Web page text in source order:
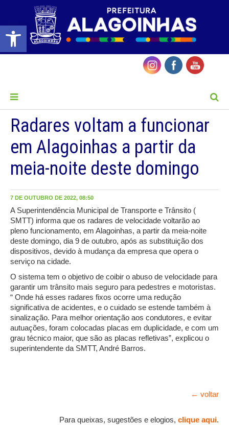
Barra de Ferramentas Aberta
Radares voltam a funcionar
em Alagoinhas a partir da
meia-noite deste domingo
7 DE OUTUBRO DE 2022, 08:50
A Superintendência Municipal de Transporte e Trânsito (
SMTT) informa que os radares de velocidade voltarão ao
pleno funcionamento, em Alagoinhas, a partir da meia-noite
deste domingo, dia 9 de outubro, após as substituição dos
dispositivos, devido à mudança da empresa que opera o
serviço na cidade.
O sistema tem o objetivo de coibir o abuso de velocidade para
garantir um trânsito mais seguro para pedestres e motoristas.
“ Onde há esses radares fixos ocorre uma redução
significativa de acidentes, e o cuidado se estende também à
sinalização. Para melhor orientação aos condutores, e evitar
autuações, foram colocadas placas em duplicidade, e com um
grau técnico maior, que são as placas refletivas”, explicou o
superintendente da SMTT, André Barros.
← voltar
Para queixas, sugestões e elogios, clique aqui.